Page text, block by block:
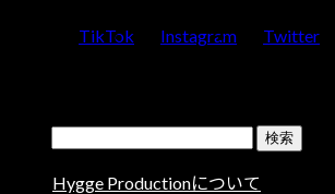
TikTok Instagram
Twitter
Hygge Productionについて